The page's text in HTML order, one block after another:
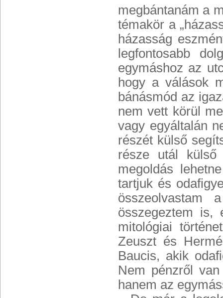
megbántanám a
témakör a
házasság
legfontosabb
egymáshoz az
hogy a válások
bánásmód az
nem vett körül
vagy egyáltalán
részét külső
része utál külső
megoldás
tartjuk és
összeolvastam
összegeztem
mitológiai
Zeuszt és
Baucis, akik
Nem pénzről
hanem az